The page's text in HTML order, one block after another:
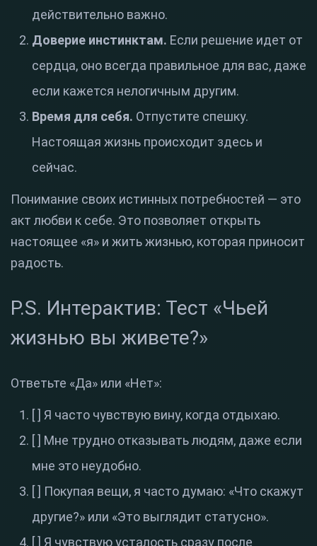
действительно важно.
Доверие инстинктам. Если решение идет от
сердца, оно всегда правильное для вас, даже
если кажется нелогичным другим.
Время для себя. Отпустите спешку.
Настоящая жизнь происходит здесь и
сейчас.
Понимание своих истинных потребностей — это
акт любви к себе. Это позволяет открыть
настоящее «я» и жить жизнью, которая приносит
радость.
P.S. Интерактив: Тест «Чьей
жизнью вы живете?»
Ответьте «Да» или «Нет»:
[ ] Я часто чувствую вину, когда отдыхаю.
[ ] Мне трудно отказывать людям, даже если
мне это неудобно.
[ ] Покупая вещи, я часто думаю: «Что скажут
другие?» или «Это выглядит статусно».
[ ] Я чувствую усталость сразу после